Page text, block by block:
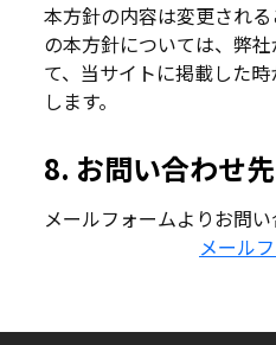
本方針の内容は変更され
の本方針については、弊
て、当サイトに掲載した
します。
8. お問い合わせ先
メールフォームよりお問い
メール